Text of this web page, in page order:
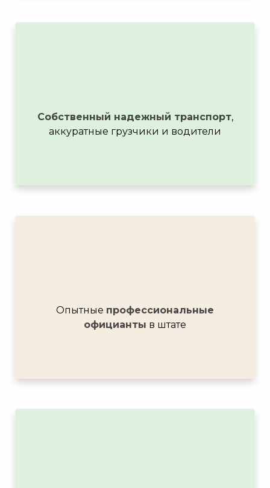
Собственный надежный транспорт,
аккуратные грузчики и водители
Опытные профессиональные
официанты в штате